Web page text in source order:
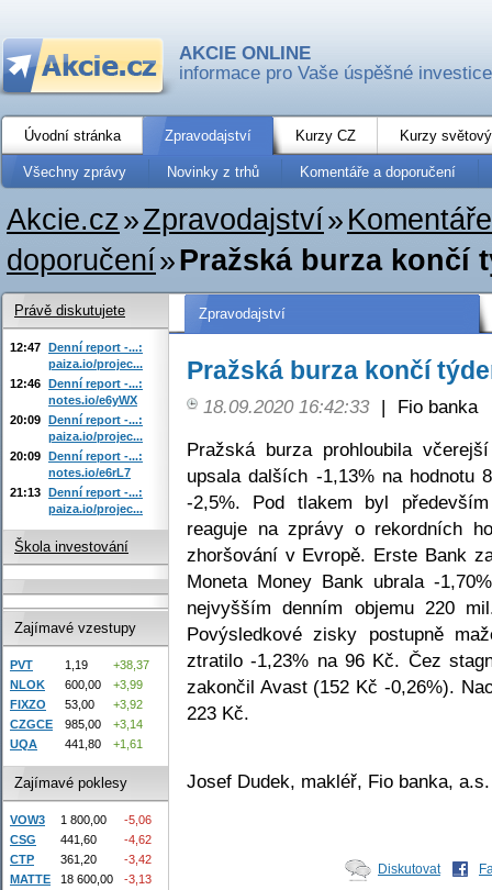
AKCIE ONLINE
informace pro Vaše úspěšné investice
Úvodní stránka Zpravodajství Kurzy CZ Kurzy
Všechny zprávy Novinky z trhů Komentáře a doporučení
Akcie.cz»Zpravodajství»
doporučení»Pražská burza končí
Zpravodajství
Pražská burza končí
18.09.2020 16:42:33 |
Fio banka
Pražská burza prohloubila
upsala dalších -1,13% na hodnotu
-2,5%. Pod tlakem byl
reaguje na zprávy o rekordních
zhoršování v Evropě. Erste Bank
Moneta Money Bank ubrala -
nejvyšším denním objemu 220
Povýsledkové zisky postupně
ztratilo -1,23% na 96 Kč. Čez
zakončil Avast (152 Kč -0,26%).
223 Kč.
Josef Dudek, makléř, Fio banka, a.s.
Diskutovat
Právě diskutujete
12:47 Denní report -...:
paiza.io/projec...
12:46 Denní report -...:
notes.io/e6yWX
20:09 Denní report -...:
paiza.io/projec...
20:09 Denní report -...:
notes.io/e6rL7
21:13 Denní report -...:
paiza.io/projec...
Škola investování
Zajímavé vzestupy
PVT 1,19
+38,37
NLOK
600,00
+3,99
FIXZO
53,00
+3,92
CZGCE
985,00
+3,14
UQA
441,80 +1,61
Zajímavé poklesy
VOW3 1 800,00
-5,06
CSG
441,60
-4,62
CTP
361,20
-3,42
MATTE
18 600,00
-3,13